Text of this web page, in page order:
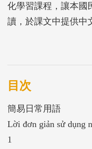
化學習課程，讓本國
讀，於課文中提供中
教材指導其家人共
目次
簡易日常用語
Lời đơn giản sử dụng
1